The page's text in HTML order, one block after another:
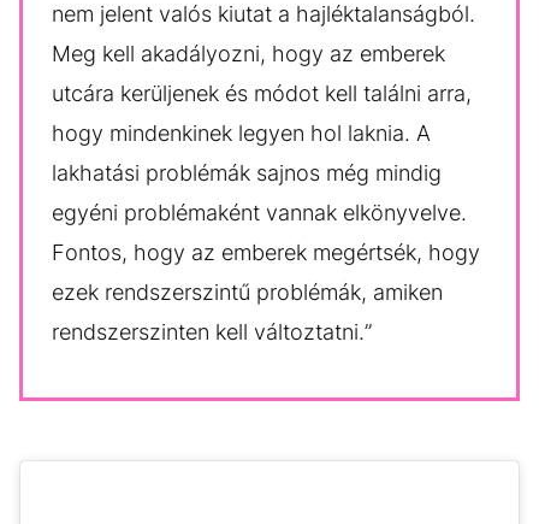
nem jelent valós kiutat a hajléktalanságból.
Meg kell akadályozni, hogy az emberek
utcára kerüljenek és módot kell találni arra,
hogy mindenkinek legyen hol laknia. A
lakhatási problémák sajnos még mindig
egyéni problémaként vannak elkönyvelve.
Fontos, hogy az emberek megértsék, hogy
ezek rendszerszintű problémák, amiken
rendszerszinten kell változtatni.”